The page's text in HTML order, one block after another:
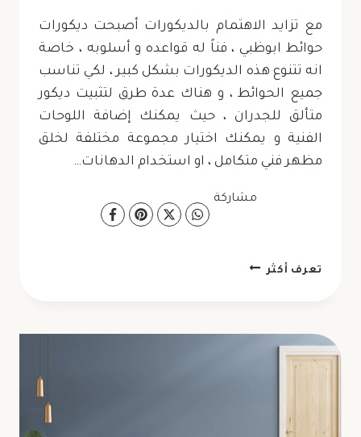
مع تزايد الاهتمام بالديكورات أصبحت ديكورات
حوائط ابوظبي ، فناً له قواعده و أسلوبه ، خاصة
انه تتنوع هذه الديكورات بشكل كبير ، لكي تناسب
جميع الحوائط ، و هناك عدة طرق لتثبيت ديكور
متألق للجدران ، حيث يمكنك إضافة اللوحات
الفنية و يمكنك اختيار مجموعة مختلفة لخلق
مظهر فني متكامل ، او استخدام الدهانات…
مشاركة
تعرف أكثر ديكورات
ت: